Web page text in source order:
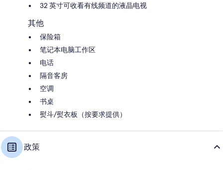
32 英寸可收看有线频道的液晶电视
其他
保险箱
笔记本电脑工作区
电话
隔音客房
空调
书桌
熨斗/熨衣板（按要求提供）
政策